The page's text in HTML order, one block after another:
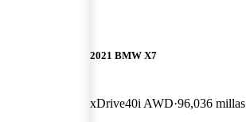
2021 BMW X7
xDrive40i AWD 96,036 millas